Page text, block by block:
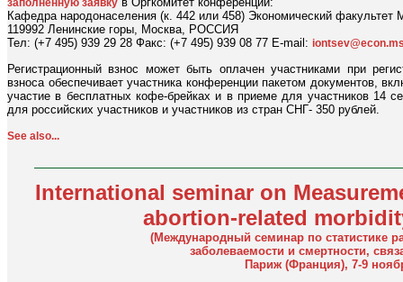
заполненную заявку
Кафедра народонаселения (к. 442 или 458) Экономический
119992 Ленинские горы, Москва, РОССИЯ
Тел: (+7 495) 939 29 28 Факс: (+7 495) 939 08 77 E-mail:
Регистрационный взнос может быть оплачен участниками при
взноса обеспечивает участника конференции пакетом документов,
участие в бесплатных кофе-брейках и в приеме для участников 14
для российских участников и участников из стран СНГ- 350 рублей.
See also...
International seminar on
abortion-related
(Международный семинар по статистике
заболеваемости и смертности,
Париж (Франция), 7-9